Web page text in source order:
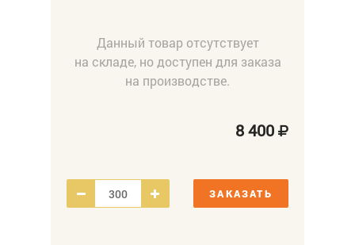
Данный товар отсутствует
на складе, но доступен для заказа
на производстве.
8 400
ЗАКАЗАТЬ